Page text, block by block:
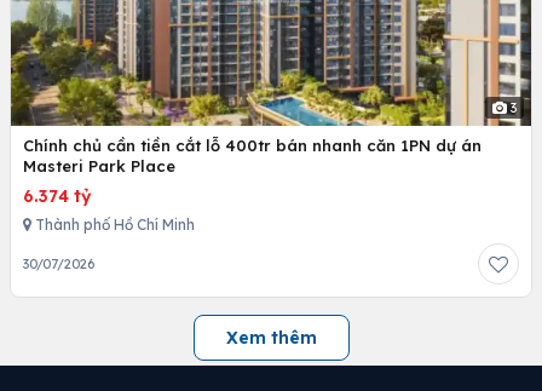
3
Chính chủ cần tiền cắt lỗ 400tr bán nhanh căn 1PN dự án
Masteri Park Place
6.374 tỷ
Thành phố Hồ Chí Minh
30/07/2026
Xem thêm